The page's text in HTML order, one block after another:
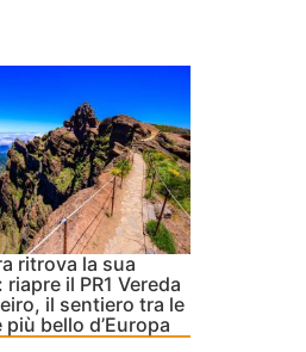
ritrova la sua
riapre il PR1 Vereda
il sentiero tra le
bello d’Europa